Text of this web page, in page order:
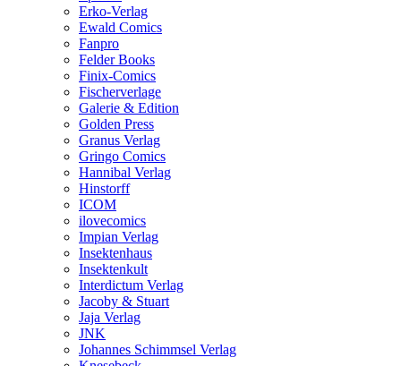
Erko-Verlag
Ewald Comics
Fanpro
Felder Books
Finix-Comics
Fischerverlage
Galerie & Edition
Golden Press
Granus Verlag
Gringo Comics
Hannibal Verlag
Hinstorff
ICOM
ilovecomics
Impian Verlag
Insektenhaus
Insektenkult
Interdictum Verlag
Jacoby & Stuart
Jaja Verlag
JNK
Johannes Schimmsel Verlag